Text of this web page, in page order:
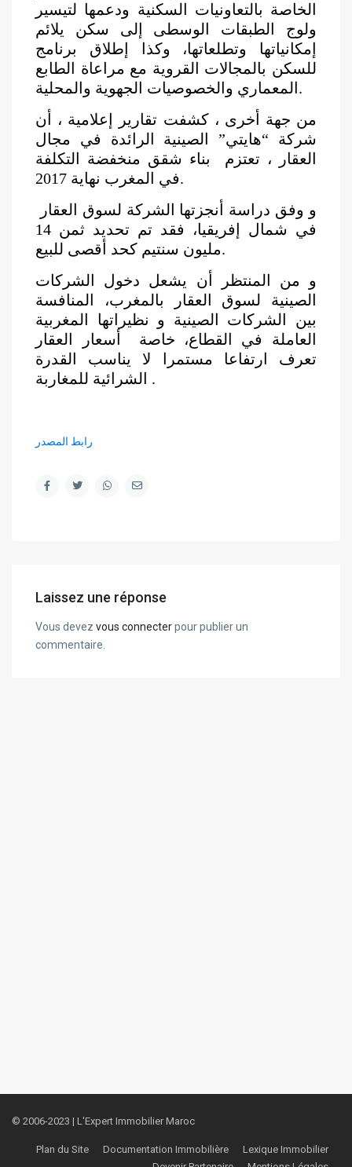
الخاصة بالتعاونيات السكنية ودعمها لتيسير
ولوج الطبقات الوسطى إلى سكن يلائم
إمكانياتها وتطلعاتها، وكذا إطلاق برنامج
للسكن بالمجالات القروية مع مراعاة الطابع
المعماري والخصوصيات الجهوية والمحلية.
من جهة أخرى ، كشفت تقارير إعلامية ، أن
شركة “هايتي” الصينية الرائدة في مجال
العقار ، تعتزم بناء شقق منخفضة التكلفة
في المغرب نهاية 2017.
في شمال إفريقيا، فقد تم تحديد ثمن 14
مليون سنتيم كحد أقصى للبيع.
و من المنتظر أن يشعل دخول الشركات
الصينية لسوق العقار بالمغرب، المنافسة
بين الشركات الصينية و نظيراتها المغربية
العاملة في القطاع، خاصة أسعار العقار
تعرف ارتفاعا مستمرا لا يناسب القدرة
الشرائية للمغاربة .
رابط المصدر
Laissez une réponse
Vous devezvous connecterpour publier un
commentaire.
© 2006-2023 | L'Expert Immobilier Maroc
Plan du Site Documentation Immobilière
Lexique Immobilier